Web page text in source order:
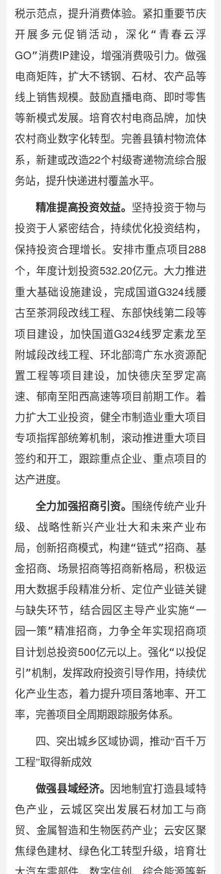
税示范点，提升消费体验。紧扣重要节庆
开展多元促销活动，深化 “ 青春云浮
GO”消费IP建设，增强消费吸引力。做强
电商矩阵，扩大不锈钢、石材、农产品等
线上销售规模。鼓励直播电商、即时零售
等新模式发展。培育农村电商品牌，加快
农村商业数字化转型。完善县镇村物流体
系，新建或改造22个村级寄递物流综合服
务站，提升快递进村覆盖水平。
精准提高投资效益。 坚持投资于物与
投资于人紧密结合，持续优化投资结构，
保持投资合理增长。安排市重点项目 288
个，年度计划投资532.20亿元。大力推进
重大基础设施建设，完成国道G324线腰
古至茶洞段改线工程、东部快线第二段等
项目建设，加快国道G324线罗定素龙至
附城段改线工程、环北部湾广东水资源配
置工程等项目建设，加快德庆至罗定高
速、郁南至阳西高速等项目前期工作。着
力扩大工业投资，健全市制造业重大项目
专项指挥部统筹机制，滚动推进重大项目
签约和开工，跟踪重点企业、重点项目的
达产进度。
全力加强招商引资。 围绕传统产业升
级、战略性新兴产业壮大和未来产业布
局，创新招商模式，构建“链式”招商、基
金招商、场景招商等招商新格局，积极运
用大数据手段精准分析、定位产业链关键
与缺失环节，结合园区主导产业实施“一
园一策”精准招商，力争全年实现招商项
目计划总投资500亿元以上。强化“以投促
引 ”机制，发挥政府投资引导作用，持续优
化产业生态，着力提升项目落地率、开工
率，完善项目全周期跟踪服务体系。
四、 突出城乡区域协调，推动“百千万
工程”取得新成效
做强县域经济。 因地制宜打造县域特
色产业，云城区突出发展石材加工与商
贸、金属智造和生物医药产业；云安区聚
焦绿色建材、绿色化工转型升级，培育壮